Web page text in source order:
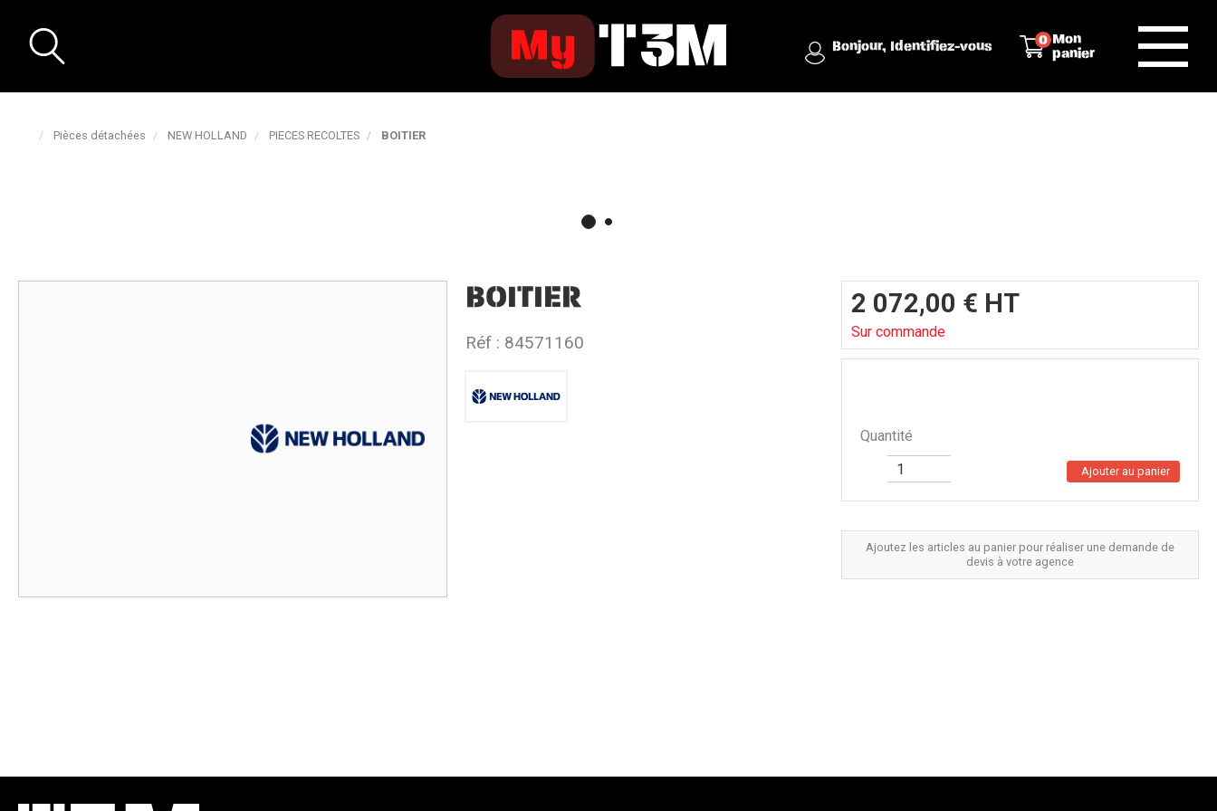
Bonjour, Identifiez-vous
Mon
panier
0
Pièces détachées NEW HOLLAND PIECES RECOLTES BOITIER
BOITIER
Réf : 84571160
Ajoutez les articles au panier pour réaliser une demande de
devis à votre agence
2 072,00 € HT
Sur commande
Quantité
Ajouter au panier